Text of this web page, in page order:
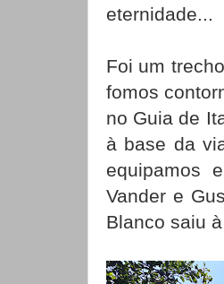
eternidade...
Foi um
fomos
no Guia de
à base da
equipamos
Vander e
Blanco saiu